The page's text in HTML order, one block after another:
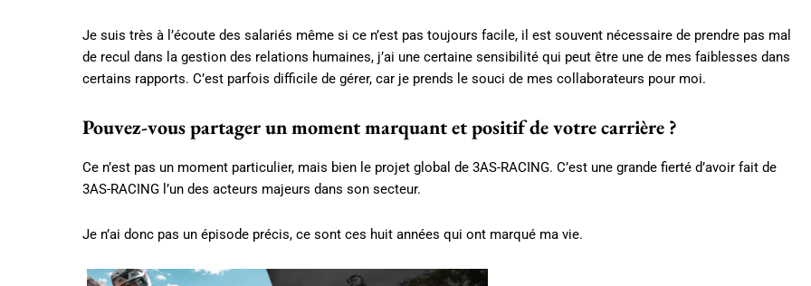
Je suis très à l’écoute des salariés même si ce n’est pas toujours facile, il est souvent nécessaire de prendre pas mal
de recul dans la gestion des relations humaines, j’ai une certaine sensibilité qui peut être une de mes faiblesses dans
certains rapports. C’est parfois difficile de gérer, car je prends le souci de mes collaborateurs pour moi.
Pouvez-vous partager un moment marquant et positif de votre carrière ?
Ce n’est pas un moment particulier, mais bien le projet global de 3AS-RACING. C’est une grande fierté d’avoir fait de
3AS-RACING l’un des acteurs majeurs dans son secteur.
Je n’ai donc pas un épisode précis, ce sont ces huit années qui ont marqué ma vie.